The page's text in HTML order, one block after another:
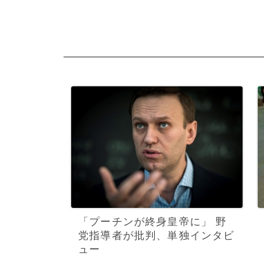
「プーチンが終身皇帝に」 野
党指導者が批判、単独インタビ
ュー